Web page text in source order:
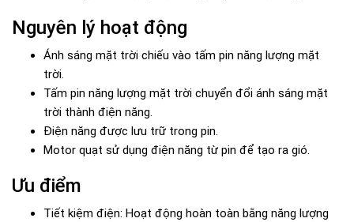
Nguyên lý hoạt động
Ánh sáng mặt trời chiếu vào tấm pin năng lượng mặt
trời.
Tấm pin năng lượng mặt trời chuyển đổi ánh sáng mặt
trời thành điện năng.
Điện năng được lưu trữ trong pin.
Motor quạt sử dụng điện năng từ pin để tạo ra gió.
Ưu điểm
Tiết kiệm điện: Hoạt động hoàn toàn bằng năng lượng